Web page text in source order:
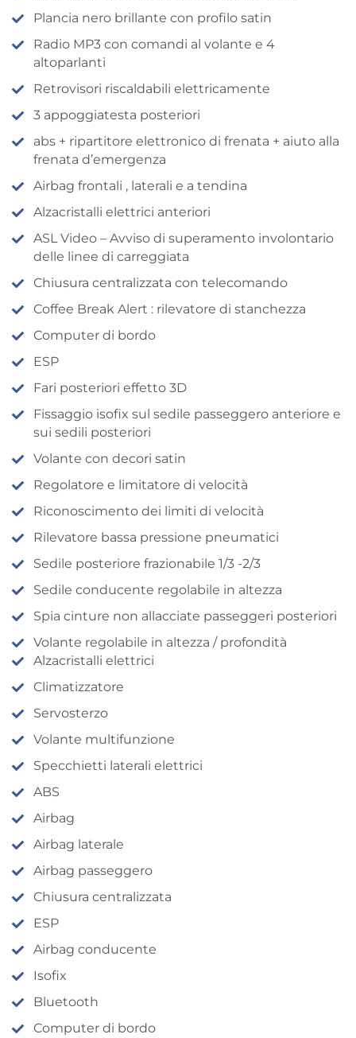
Plancia nero brillante con profilo satin
Radio MP3 con comandi al volante e 4
altoparlanti
Retrovisori riscaldabili elettricamente
3 appoggiatesta posteriori
abs + ripartitore elettronico di frenata + aiuto alla
frenata d’emergenza
Airbag frontali , laterali e a tendina
Alzacristalli elettrici anteriori
ASL Video – Avviso di superamento involontario
delle linee di carreggiata
Chiusura centralizzata con telecomando
Coffee Break Alert : rilevatore di stanchezza
Computer di bordo
ESP
Fari posteriori effetto 3D
Fissaggio isofix sul sedile passeggero anteriore e
sui sedili posteriori
Volante con decori satin
Regolatore e limitatore di velocità
Riconoscimento dei limiti di velocità
Rilevatore bassa pressione pneumatici
Sedile posteriore frazionabile 1/3 -2/3
Sedile conducente regolabile in altezza
Spia cinture non allacciate passeggeri posteriori
Volante regolabile in altezza / profondità
Alzacristalli elettrici
Climatizzatore
Servosterzo
Volante multifunzione
Specchietti laterali elettrici
ABS
Airbag
Airbag laterale
Airbag passeggero
Chiusura centralizzata
ESP
Airbag conducente
Isofix
Bluetooth
Computer di bordo